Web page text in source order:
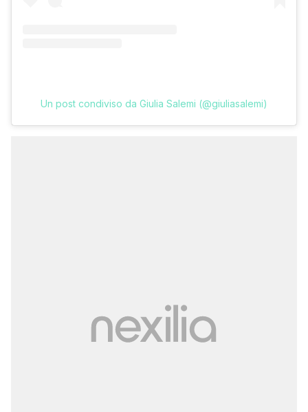
Un post condiviso da Giulia Salemi (@giuliasalemi)